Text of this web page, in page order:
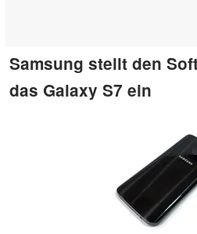
Samsung stellt den
das Galaxy S7 ein